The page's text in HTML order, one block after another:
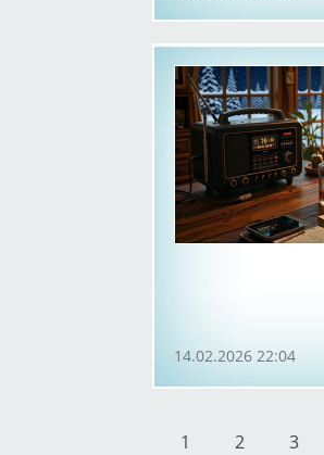
14.02.2026 22:04
1 2 3